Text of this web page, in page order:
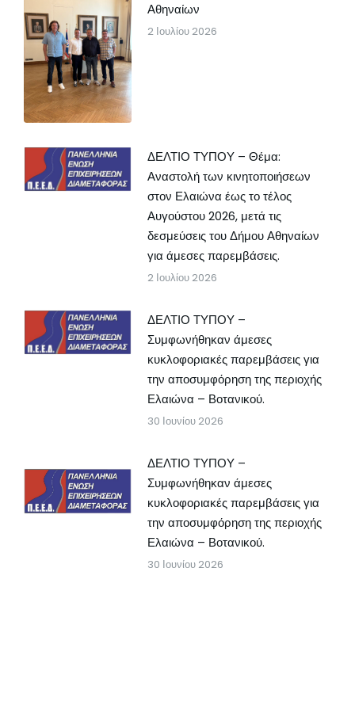
Αθηναίων
2 Ιουλίου 2026
ΔΕΛΤΙΟ ΤΥΠΟΥ – Θέμα:
Αναστολή των κινητοποιήσεων
στον Ελαιώνα έως το τέλος
Αυγούστου 2026, μετά τις
δεσμεύσεις του Δήμου Αθηναίων
για άμεσες παρεμβάσεις.
2 Ιουλίου 2026
ΔΕΛΤΙΟ ΤΥΠΟΥ –
Συμφωνήθηκαν άμεσες
κυκλοφοριακές παρεμβάσεις για
την αποσυμφόρηση της περιοχής
Ελαιώνα – Βοτανικού.
30 Ιουνίου 2026
ΔΕΛΤΙΟ ΤΥΠΟΥ –
Συμφωνήθηκαν άμεσες
κυκλοφοριακές παρεμβάσεις για
την αποσυμφόρηση της περιοχής
Ελαιώνα – Βοτανικού.
30 Ιουνίου 2026